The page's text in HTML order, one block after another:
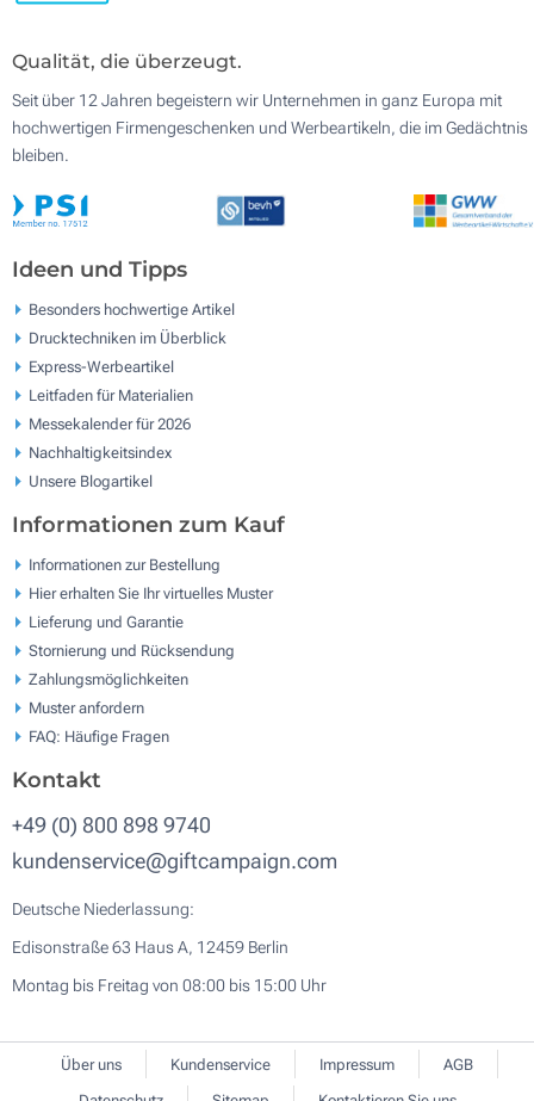
Qualität, die überzeugt.
Seit über 12 Jahren begeistern wir Unternehmen in ganz Europa mit
hochwertigen Firmengeschenken und Werbeartikeln, die im Gedächtnis
bleiben.
Ideen und Tipps
Besonders hochwertige Artikel
Drucktechniken im Überblick
Express-Werbeartikel
Leitfaden für Materialien
Messekalender für 2026
Nachhaltigkeitsindex
Unsere Blogartikel
Informationen zum Kauf
Informationen zur Bestellung
Hier erhalten Sie Ihr virtuelles Muster
Lieferung und Garantie
Stornierung und Rücksendung
Zahlungsmöglichkeiten
Muster anfordern
FAQ: Häufige Fragen
Kontakt
+49 (0) 800 898 9740
kundenservice@giftcampaign.com
Deutsche Niederlassung:
Edisonstraße 63 Haus A, 12459 Berlin
Montag bis Freitag von 08:00 bis 15:00 Uhr
Über uns Kundenservice Impressum
AGB